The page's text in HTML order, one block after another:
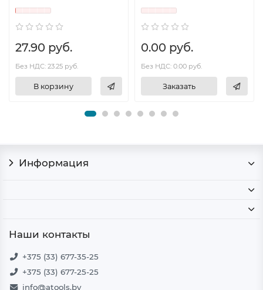
27.90 руб.
Без НДС: 23.25 руб.
В корзину
0.00 руб.
Без НДС: 0.00 руб.
Заказать
Информация
Наши контакты
+375 (33) 677-35-25
+375 (33) 677-25-25
info@atools.by